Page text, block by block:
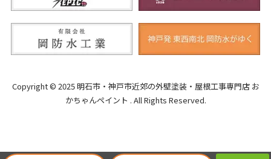
Copyright © 2025 明石市・神戸市近郊の外壁塗装・屋根工事専門店 お
かちゃんペイント . All Rights Reserved.